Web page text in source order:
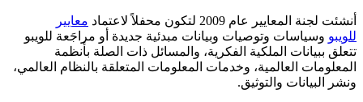
أنشئت لجنة المعايير عام 2009 لتكون محفلاً لاعتماد
معايير
للويبو وسياسات وتوصيات وبيانات مبدئية جديدة أو مراجَعة للويبو
تتعلق ببيانات الملكية الفكرية، والمسائل ذات الصلة بأنظمة
المعلومات العالمية، وخدمات المعلومات المتعلقة بالنظام العالمي،
ونشر البيانات والتوثيق.